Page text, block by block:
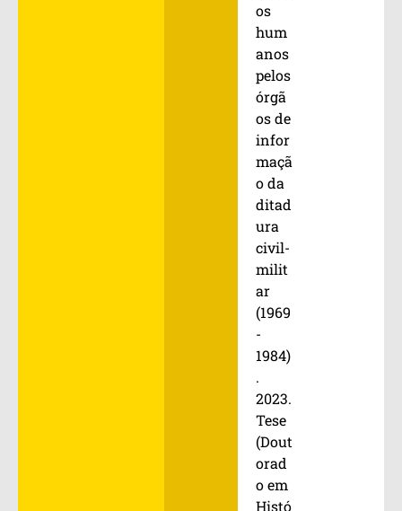
os
hum
anos
pelos
órgã
os de
infor
maçã
o da
ditad
ura
civil-
milit
ar
(1969
-
1984)
.
2023.
Tese
(Dout
orad
o em
Histó